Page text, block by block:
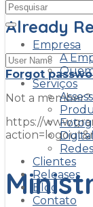
Empresa
A
Serviços
Clientes
Releases
Blog
Contato
Already
Forgot
Not a member?
https://